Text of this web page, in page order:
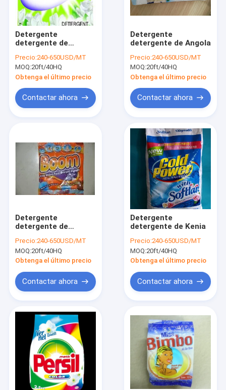
Productos
Sobre nosotros
Visita a la fábrica
Detergente
detergente de
Precio:240-650USD/MT
MOQ:20ft/40HQ
Obtenga el último precio
Contactar ahora
Detergente
detergente de Angola
Precio:240-650USD/MT
MOQ:20ft/40HQ
Obtenga el último precio
Contactar ahora
Detergente
detergente de
Precio:240-650USD/MT
MOQ:20ft/40HQ
Obtenga el último precio
Contactar ahora
Detergente
detergente de Kenia
Precio:240-650USD/MT
MOQ:20ft/40HQ
Obtenga el último precio
Contactar ahora